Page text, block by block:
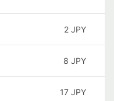
2 JPY
8 JPY
17 JPY